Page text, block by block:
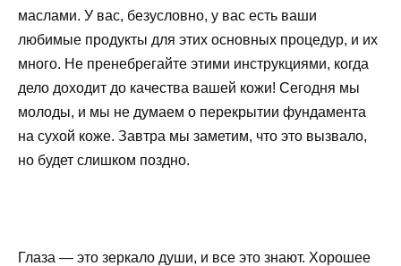
маслами. У вас, безусловно, у вас есть ваши
любимые продукты для этих основных процедур, и их
много. Не пренебрегайте этими инструкциями, когда
дело доходит до качества вашей кожи! Сегодня мы
молоды, и мы не думаем о перекрытии фундамента
на сухой коже. Завтра мы заметим, что это вызвало,
но будет слишком поздно.
Глаза — это зеркало души, и все это знают. Хорошее